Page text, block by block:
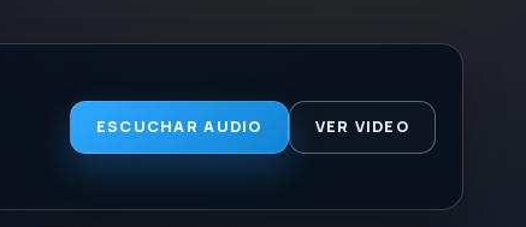
ESCUCHAR AUDIO VER VIDEO